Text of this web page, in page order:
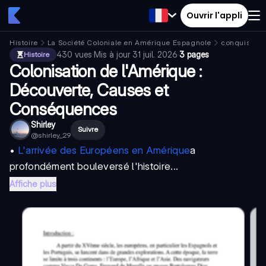
Ouvrir l'appli
Histoire La Société Coloniale en Amérique Espagnole
Histoire
430 vues·Mis à jour 31 juil. 2026·3 pages
Colonisation de l'Amérique :
Découverte, Causes et
Conséquences
Shirley
@shirley_29
Suivre
• L'arrivée des Européens en Amériquea
profondément bouleversé l'histoire...
Affiche plus